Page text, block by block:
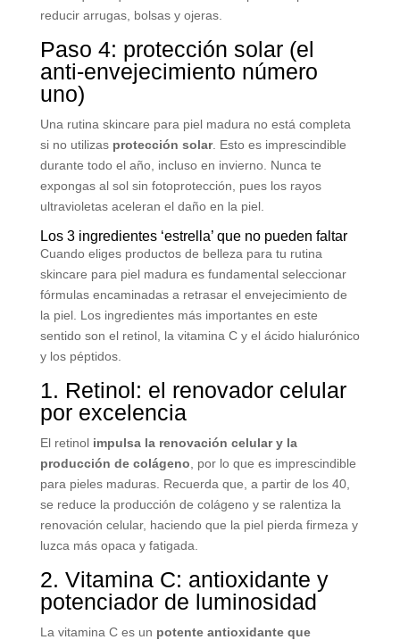
reducir arrugas, bolsas y ojeras.
Paso 4: protección solar (el
anti-envejecimiento número
uno)
Una rutina skincare para piel madura no está completa
si no utilizas protección solar. Esto es imprescindible
durante todo el año, incluso en invierno. Nunca te
expongas al sol sin fotoprotección, pues los rayos
ultravioletas aceleran el daño en la piel.
Los 3 ingredientes ‘estrella’ que no pueden faltar
Cuando eliges productos de belleza para tu rutina
skincare para piel madura es fundamental seleccionar
fórmulas encaminadas a retrasar el envejecimiento de
la piel. Los ingredientes más importantes en este
sentido son el retinol, la vitamina C y el ácido hialurónico
y los péptidos.
1. Retinol: el renovador celular
por excelencia
El retinol impulsa la renovación celular y la
producción de colágeno , por lo que es imprescindible
para pieles maduras. Recuerda que, a partir de los 40,
se reduce la producción de colágeno y se ralentiza la
renovación celular, haciendo que la piel pierda firmeza y
luzca más opaca y fatigada.
2. Vitamina C: antioxidante y
potenciador de luminosidad
La vitamina C es un potente antioxidante que